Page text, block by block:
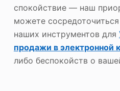
спокойствие — наш
можете
наших инструментов для
продажи в электронной
либо беспокойств о